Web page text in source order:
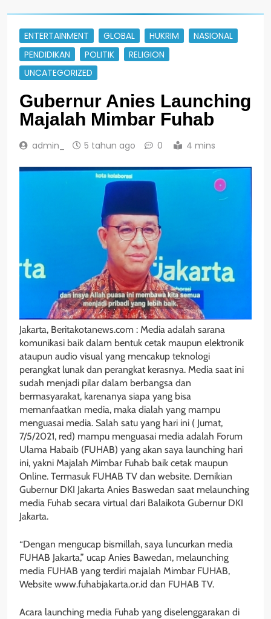
ENTERTAINMENT GLOBAL HUKRIM
NASIONAL
PENDIDIKAN
POLITIK
RELIGION
UNCATEGORIZED
Gubernur Anies Launching
Majalah Mimbar Fuhab
admin_ 5 tahun ago 0 4 mins
Jakarta, Beritakotanews.com : Media adalah sarana
komunikasi baik dalam bentuk cetak maupun elektronik
ataupun audio visual yang mencakup teknologi
perangkat lunak dan perangkat kerasnya. Media saat ini
sudah menjadi pilar dalam berbangsa dan
bermasyarakat, karenanya siapa yang bisa
memanfaatkan media, maka dialah yang mampu
menguasai media. Salah satu yang hari ini ( Jumat,
7/5/2021, red) mampu menguasai media adalah Forum
Ulama Habaib (FUHAB) yang akan saya launching hari
ini, yakni Majalah Mimbar Fuhab baik cetak maupun
Online. Termasuk FUHAB TV dan website. Demikian
Gubernur DKI Jakarta Anies Baswedan saat melaunching
media Fuhab secara virtual dari Balaikota Gubernur DKI
Jakarta.
“Dengan mengucap bismillah, saya luncurkan media
FUHAB Jakarta,” ucap Anies Bawedan, melaunching
media FUHAB yang terdiri majalah Mimbar FUHAB,
Website www.fuhabjakarta.or.id dan FUHAB TV.
Acara launching media Fuhab yang diselenggarakan di